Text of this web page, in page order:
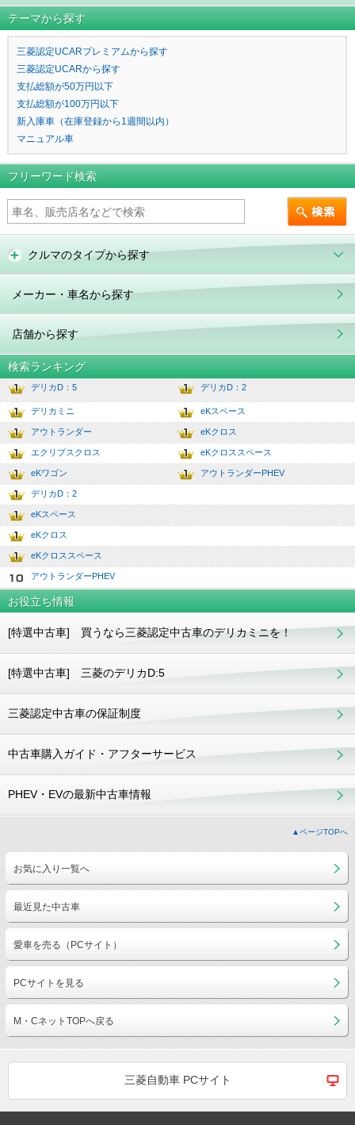
テーマから探す
三菱認定UCARプレミアムから探す
三菱認定UCARから探す
支払総額が50万円以下
支払総額が100万円以下
新入庫車（在庫登録から1週間以内）
マニュアル車
フリーワード検索
クルマのタイプから探す
メーカー・車名から探す
店舗から探す
検索ランキング
1デリカD：5 6.0
デリカD：2
2デリカミニ 7.0
eKスペース
アウトランダー 8.0
eKクロス
4エクリプスクロス 9.0
eKクロススペース
5eKワゴン 10.0
アウトランダーPHEV
6デリカD：2
7eKスペース
8eKクロス
9eKクロススペース
10
アウトランダーPHEV
お役立ち情報
[特選中古車] 買うなら三菱認定中古車のデリカミニを！
[特選中古車] 三菱のデリカD:5
三菱認定中古車の保証制度
中古車購入ガイド・アフターサービス
PHEV・EVの最新中古車情報
▲ページTOPへ
お気に入り一覧へ
最近見た中古車
愛車を売る（PCサイト）
PCサイトを見る
M・CネットTOPへ戻る
三菱自動車 PCサイト